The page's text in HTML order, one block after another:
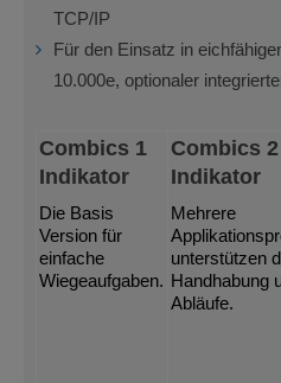
TCP/IP
Für den Einsatz in
10.000e, optionaler
Combics 1
Indikator
Die Basis
Version für
einfache
Wiegeaufgaben.
Combics 2
Indikator
Mehrere
unterstützen
Handhabung
Abläufe.